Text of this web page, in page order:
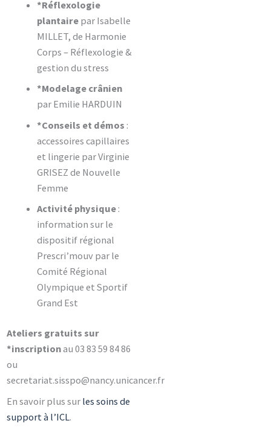
*Réflexologie
plantairepar Isabelle
MILLET, de Harmonie
Corps – Réflexologie &
gestion du stress
*Modelage crânien
par Emilie HARDUIN
*Conseils et démos :
accessoires capillaires
et lingerie par Virginie
GRISEZ de Nouvelle
Femme
Activité physique:
information sur le
dispositif régional
Prescri’mouv par le
Comité Régional
Olympique et Sportif
Grand Est
Ateliers gratuits sur
*inscriptionau 03 83 59 84 86
ou
secretariat.sisspo@nancy.unicancer.fr
En savoir plus sur les soins de
support à l’ICL.